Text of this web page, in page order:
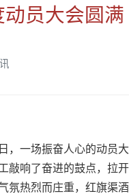
员大会圆满
，一场振奋人心的动员大
敲响了奋进的鼓点，拉开
氛热烈而庄重，红旗渠酒